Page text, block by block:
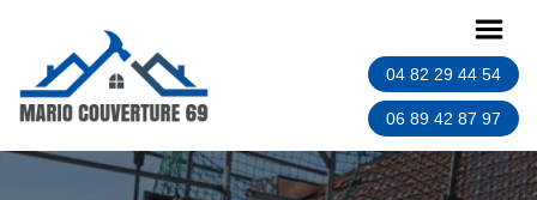
04 82 29 44 54
06 89 42 87 97